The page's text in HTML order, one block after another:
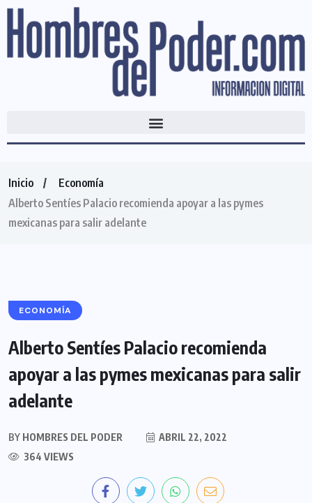
Inicio
Economía
Alberto Sentíes Palacio recomienda apoyar a las pymes
mexicanas para salir adelante
ECONOMÍA
Alberto Sentíes Palacio recomienda
apoyar a las pymes mexicanas para salir
adelante
BY HOMBRES DEL PODER
ABRIL 22, 2022
364 VIEWS